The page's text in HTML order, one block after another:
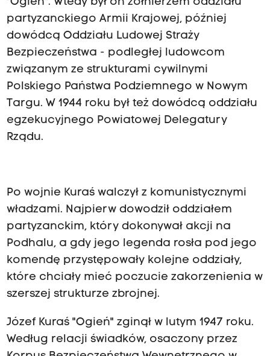
partyzanckiego Armii Krajowej, później
dowódcą Oddziału Ludowej Straży
Bezpieczeństwa - podległej ludowcom
związanym ze strukturami cywilnymi
Polskiego Państwa Podziemnego w Nowym
Targu. W 1944 roku był też dowódcą oddziału
egzekucyjnego Powiatowej Delegatury
Rządu.
Po wojnie Kuraś walczył z komunistycznymi
władzami. Najpierw dowodził oddziałem
partyzanckim, który dokonywał akcji na
Podhalu, a gdy jego legenda rosła pod jego
komendę przystępowały kolejne oddziały,
które chciały mieć poczucie zakorzenienia w
szerszej strukturze zbrojnej.
Józef Kuraś "Ogień" zginął w lutym 1947 roku.
Według relacji świadków, osaczony przez